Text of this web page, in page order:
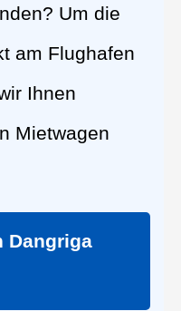
Um die
am Flughafen
Ihnen
Mietwagen
Dangriga